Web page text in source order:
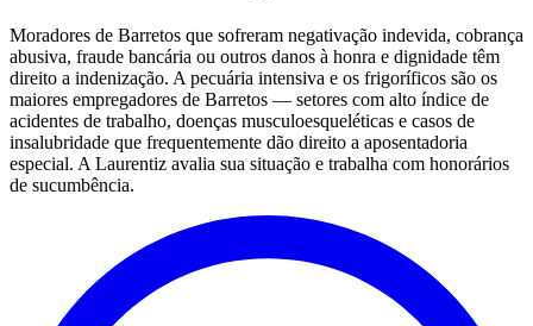
Moradores de Barretos que sofreram negativação indevida, cobrança
abusiva, fraude bancária ou outros danos à honra e dignidade têm
direito a indenização. A pecuária intensiva e os frigoríficos são os
maiores empregadores de Barretos — setores com alto índice de
acidentes de trabalho, doenças musculoesqueléticas e casos de
insalubridade que frequentemente dão direito a aposentadoria
especial. A Laurentiz avalia sua situação e trabalha com honorários
de sucumbência.